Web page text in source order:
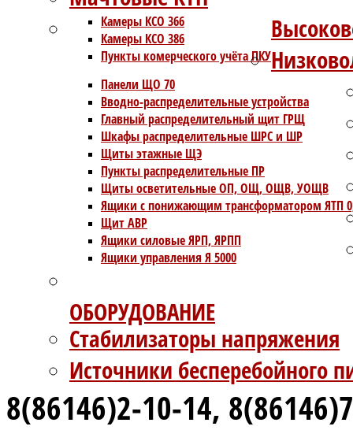
Камеры КСО 366
Камеры КСО 386
Пункты комерческого учёта ПКУ
Панели ЩО 70
Вводно-распределительные устройства
Главный распределительный щит ГРЩ
Шкафы распределительные ШРС и ШР
Щиты этажные ЩЭ
Пункты распределительные ПР
Щиты осветительные ОП, ОЩ, ОЩВ, УОЩВ
Ящики с понижающим трансформатором ЯТП
Щит АВР
Ящики силовые ЯРП, ЯРПП
Ящики управления Я 5000
ОБОРУДОВАНИЕ
Стабилизаторы напряжения
Источники бесперебойного
8(86146)2-10-14,